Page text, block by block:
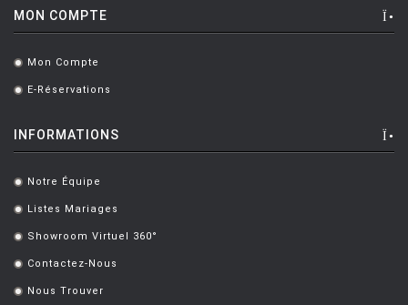
MON COMPTE
. Mon Compte
. E-Réservations
INFORMATIONS
. Notre Équipe
. Listes Mariages
. Showroom Virtuel 360°
. Contactez-Nous
. Nous Trouver